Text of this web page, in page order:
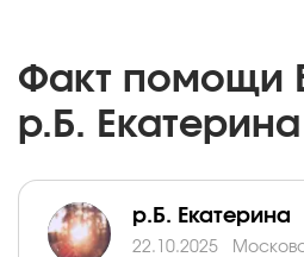
Факт помощи
р.Б.
р.Б. Екатерина
22.10.2025